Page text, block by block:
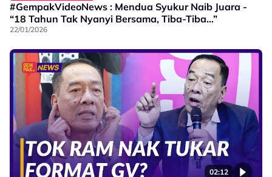
#GempakVideoNews : Mendua Syukur Naib Juara -
“18 Tahun Tak Nyanyi Bersama, Tiba-Tiba…”
22/01/2026
02:12